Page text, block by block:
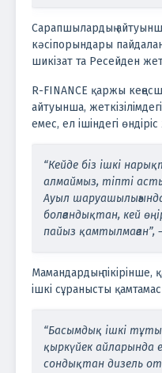
Сарапшылардың
кәсіпорындары
шикізат та Ресейден
R-FINANCE қаржы
айтуынша,
емес, ел ішіндегі
“Кейде біз ішкі
алмаймыз, тіпті
Ауыл
болғандықтан, кей
пайыз қамтылмаған”,
Мамандардың пікірінше,
ішкі сұранысты
“Басымдық ішкі
қыркүйек айларында
сондықтан дизель